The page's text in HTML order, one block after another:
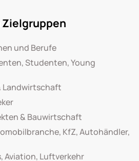
und Berufe
Studenten, Young
Landwirtschaft
& Bauwirtschaft
KfZ, Autohändler,
Aviation, Luftverkehr